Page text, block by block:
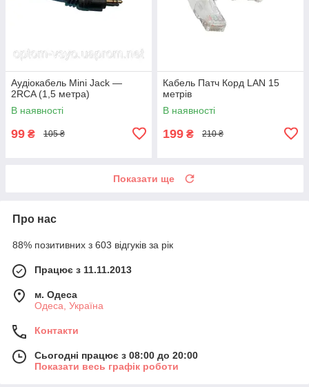
Аудіокабель Mini Jack —
2RCA (1,5 метра)
В наявності
99 ₴ 105 ₴
Кабель Патч Корд LAN 15
метрів
В наявності
199 ₴ 210 ₴
Показати ще
Про нас
88% позитивних з 603 відгуків за рік
Працює з 11.11.2013
м. Одеса
Одеса, Україна
Контакти
Сьогодні працює з 08:00 до 20:00
Показати весь графік роботи